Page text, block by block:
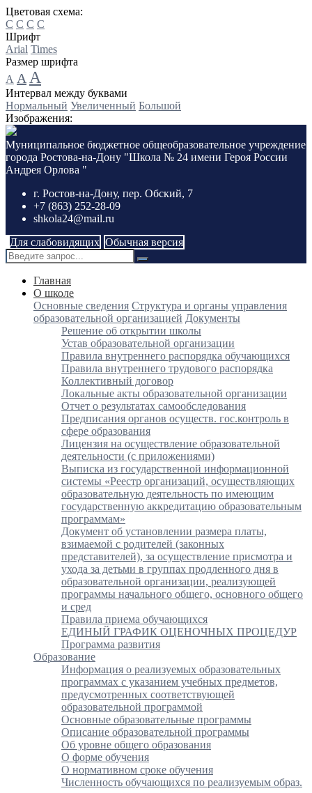
Цветовая схема:
C C C C
Шрифт
Arial Times
Размер шрифта
A A A
Интервал между буквами
Нормальный Увеличенный Большой
Изображения:
Муниципальное бюджетное общеобразовательное учреждение
города Ростова-на-Дону "Школа № 24 имени Героя России
Андрея Орлова "
г. Ростов-на-Дону, пер. Обский, 7
+7 (863) 252-28-09
shkola24@mail.ru
Для слабовидящих Обычная версия
Главная
О школе
Основные сведения Структура и органы управления
образовательной организацией Документы
Решение об открытии школы
Устав образовательной организации
Правила внутреннего распорядка обучающихся
Правила внутреннего трудового распорядка
Коллективный договор
Локальные акты образовательной организации
Отчет о результатах самообследования
Предписания органов осуществ. гос.контроль в
сфере образования
Лицензия на осуществление образовательной
деятельности (с приложениями)
Выписка из государственной информационной
системы «Реестр организаций, осуществляющих
образовательную деятельность по имеющим
государственную аккредитацию образовательным
программам»
Документ об установлении размера платы,
взимаемой с родителей (законных
представителей), за осуществление присмотра и
ухода за детьми в группах продленного дня в
образовательной организации, реализующей
программы начального общего, основного общего
и сред
Правила приема обучающихся
ЕДИНЫЙ ГРАФИК ОЦЕНОЧНЫХ ПРОЦЕДУР
Программа развития
Образование
Информация о реализуемых образовательных
программах с указанием учебных предметов,
предусмотренных соответствующей
образовательной программой
Основные образовательные программы
Описание образовательной программы
Об уровне общего образования
О форме обучения
О нормативном сроке обучения
Численность обучающихся по реализуемым образ.